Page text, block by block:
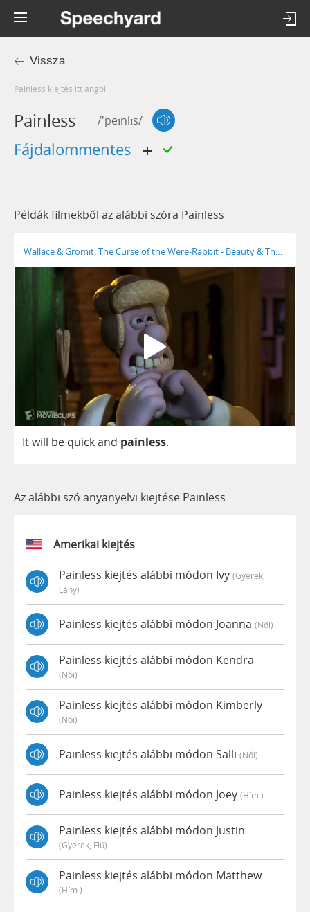
Vissza
painless kiejtés itt angol
Painless /'peɪnlɪs/
fájdalommentes
Példák filmekből az alábbi szóra Painless
Wallace & Gromit: The Curse of the Were-Rabbit - Beauty & The Beast
Itwill be quickand painless.
Az alábbi szó anyanyelvi kiejtése Painless
Amerikai kiejtés
Painless kiejtés alábbi módon Ivy (gyerek,
Lány)
Painless kiejtés alábbi módon Joanna (női)
Painless kiejtés alábbi módon Kendra
(női)
Painless kiejtés alábbi módon Kimberly
(női)
Painless kiejtés alábbi módon Salli (női)
Painless kiejtés alábbi módon Joey (hím )
Painless kiejtés alábbi módon Justin
(gyerek, Fiú)
Painless kiejtés alábbi módon Matthew
(hím )